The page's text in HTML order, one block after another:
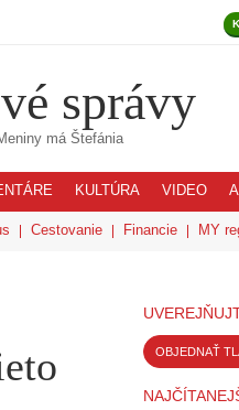
správy
má Štefánia
KULTÚRA VIDEO
Cestovanie Financie MY
OBJEDNAŤ